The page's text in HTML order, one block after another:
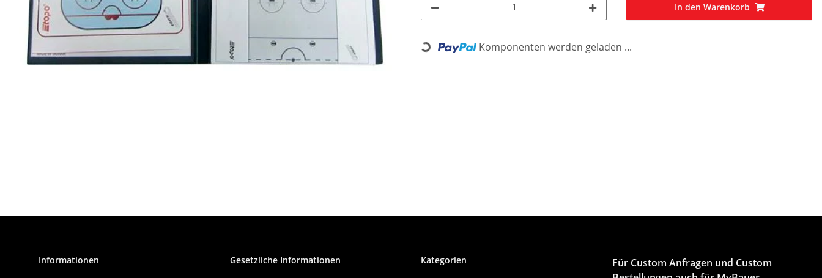
In den Warenkorb
Loading... Komponenten werden geladen ...
Informationen Gesetzliche Informationen Kategorien
Für Custom Anfragen und Custom